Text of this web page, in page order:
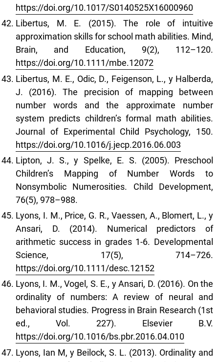
https://doi.org/10.1017/S0140525X16000960
Libertus, M. E. (2015). The role of intuitive
approximation skills for school math abilities. Mind,
Brain, and Education, 9(2), 112–120.
https://doi.org/10.1111/mbe.12072
Libertus, M. E., Odic, D., Feigenson, L., y Halberda,
J. (2016). The precision of mapping between
number words and the approximate number
system predicts children’s formal math abilities.
Journal of Experimental Child Psychology, 150.
https://doi.org/10.1016/j.jecp.2016.06.003
Lipton, J. S., y Spelke, E. S. (2005). Preschool
Children’s Mapping of Number Words to
Nonsymbolic Numerosities. Child Development,
76(5), 978–988.
Lyons, I. M., Price, G. R., Vaessen, A., Blomert, L., y
Ansari, D. (2014). Numerical predictors of
arithmetic success in grades 1-6. Developmental
Science, 17(5), 714–726.
https://doi.org/10.1111/desc.12152
Lyons, I. M., Vogel, S. E., y Ansari, D. (2016). On the
ordinality of numbers: A review of neural and
behavioral studies. Progress in Brain Research (1st
ed., Vol. 227). Elsevier B.V.
https://doi.org/10.1016/bs.pbr.2016.04.010
Lyons, Ian M, y Beilock, S. L. (2013). Ordinality and